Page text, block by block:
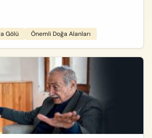
Gölü Önemli Doğa Alanları